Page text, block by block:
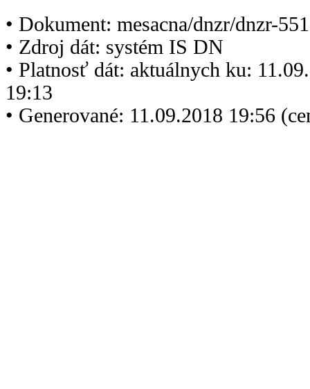
• Dokument: mesacna/dnzr/dnzr-
• Zdroj dát: systém IS DN
• Platnosť dát: aktuálnych ku:
19:13
• Generované: 11.09.2018 19:56